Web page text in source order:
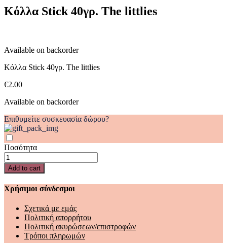
littlies
Κόλλα Stick 40γρ. The littlies
Available on backorder
Κόλλα Stick 40γρ. The littlies
€2.00
Available on backorder
Επιθυμείτε συσκευασία δώρου?
Ποσότητα
Κόλλα
Stick
40γρ.
The
littlies
Add to cart
Χρήσιμοι σύνδεσμοι
Σχετικά με εμάς
Πολιτική απορρήτου
Πολιτική ακυρώσεων/επιστροφών
Τρόποι πληρωμών